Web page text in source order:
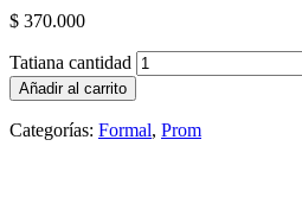
$ 370.000
Tatiana cantidad
Añadir al carrito
Categorías: Formal, Prom